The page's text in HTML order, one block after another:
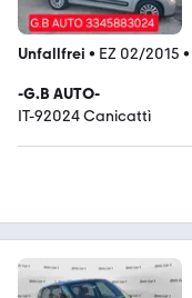
Unfallfrei • EZ 02/2015 •
-G.B AUTO-
IT-92024 Canicattì